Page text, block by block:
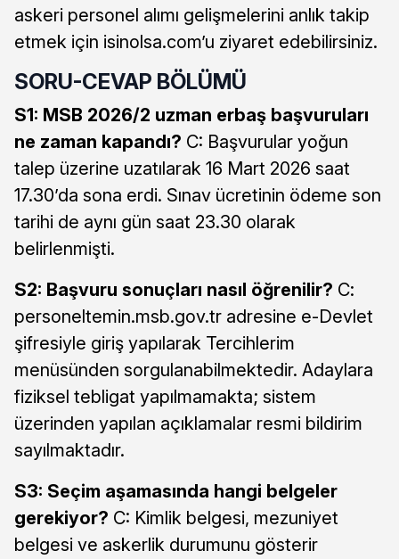
askeri personel alımı gelişmelerini anlık takip
etmek için isinolsa.com’u ziyaret edebilirsiniz.
SORU-CEVAP BÖLÜMÜ
S1: MSB 2026/2 uzman erbaş başvuruları
ne zaman kapandı? C: Başvurular yoğun
talep üzerine uzatılarak 16 Mart 2026 saat
17.30’da sona erdi. Sınav ücretinin ödeme son
tarihi de aynı gün saat 23.30 olarak
belirlenmişti.
S2: Başvuru sonuçları nasıl öğrenilir? C:
personeltemin.msb.gov.tr adresine e-Devlet
şifresiyle giriş yapılarak Tercihlerim
menüsünden sorgulanabilmektedir. Adaylara
fiziksel tebligat yapılmamakta; sistem
üzerinden yapılan açıklamalar resmi bildirim
sayılmaktadır.
S3: Seçim aşamasında hangi belgeler
gerekiyor? C: Kimlik belgesi, mezuniyet
belgesi ve askerlik durumunu gösterir